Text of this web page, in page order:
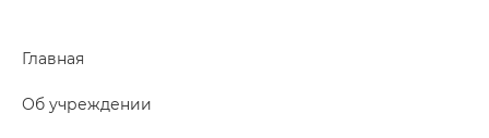
Главная
Об учреждении